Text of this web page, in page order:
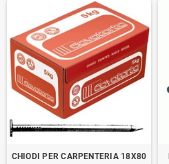
CHIODI PER CARPENTERIA 18X80